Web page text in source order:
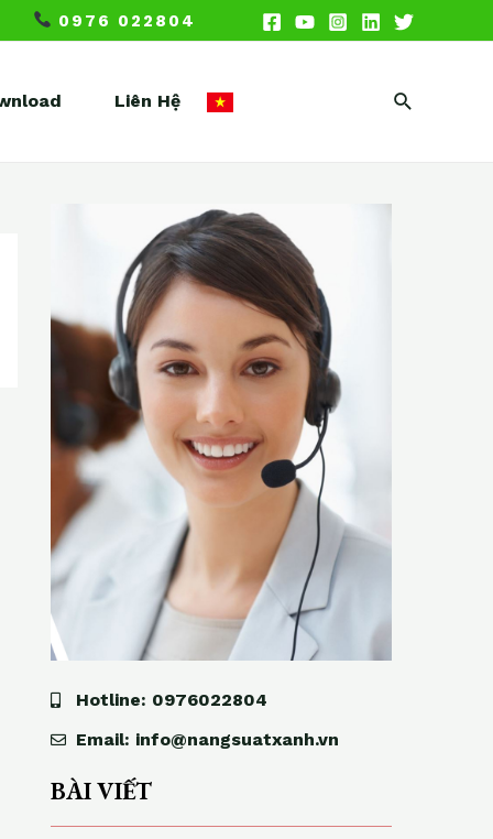
0976 022804
Liên Hệ Search
Hotline: 0976022804
Email: info@nangsuatxanh.vn
BÀI VIẾT